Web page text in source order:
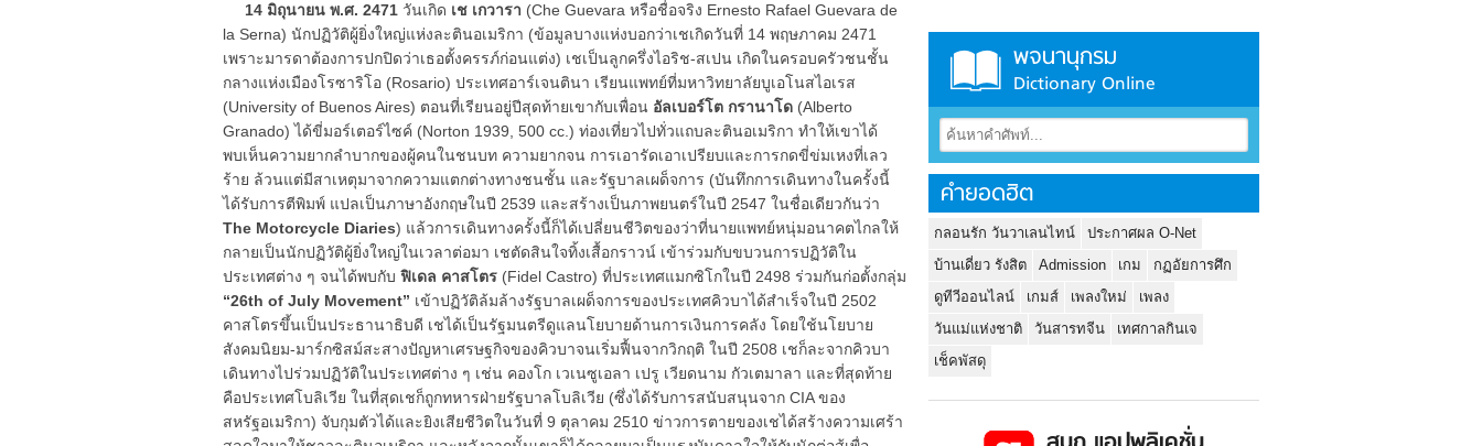
14 มิถุนายน พ.ศ. 2471 วันเกิด เช เกวารา (Che Guevara หรือชื่อจริง Ernesto Rafael Guevara de
la Serna) นักปฏิวัติผู้ยิ่งใหญ่แห่งละตินอเมริกา (ข้อมูลบางแห่งบอกว่าเชเกิดวันที่ 14 พฤษภาคม 2471
เพราะมารดาต้องการปกปิดว่าเธอตั้งครรภ์ก่อนแต่ง) เชเป็นลูกครึ่งไอริช-สเปน เกิดในครอบครัวชนชั้น
กลางแห่งเมืองโรซาริโอ (Rosario) ประเทศอาร์เจนตินา เรียนแพทย์ที่มหาวิทยาลัยบูเอโนสไอเรส
(University of Buenos Aires) ตอนที่เรียนอยู่ปีสุดท้ายเขากับเพื่อน อัลเบอร์โต กรานาโด (Alberto
Granado) ได้ขี่มอร์เตอร์ไซค์ (Norton 1939, 500 cc.) ท่องเที่ยวไปทั่วแถบละตินอเมริกา ทำให้เขาได้
พบเห็นความยากลำบากของผู้คนในชนบท ความยากจน การเอารัดเอาเปรียบและการกดขี่ข่มเหงที่เลว
ร้าย ล้วนแต่มีสาเหตุมาจากความแตกต่างทางชนชั้น และรัฐบาลเผด็จการ (บันทึกการเดินทางในครั้งนี้
ได้รับการตีพิมพ์ แปลเป็นภาษาอังกฤษในปี 2539 และสร้างเป็นภาพยนตร์ในปี 2547 ในชื่อเดียวกันว่า
The Motorcycle Diaries) แล้วการเดินทางครั้งนี้ก็ได้เปลี่ยนชีวิตของว่าที่นายแพทย์หนุ่มอนาคตไกลให้
กลายเป็นนักปฏิวัติผู้ยิ่งใหญ่ในเวลาต่อมา เชตัดสินใจทิ้งเสื้อกราวน์ เข้าร่วมกับขบวนการปฏิวัติใน
ประเทศต่าง ๆ จนได้พบกับ ฟิเดล คาสโตร (Fidel Castro) ที่ประเทศแมกซิโกในปี 2498 ร่วมกันก่อตั้งกลุ่ม
“26th of July Movement” เข้าปฏิวัติล้มล้างรัฐบาลเผด็จการของประเทศคิวบาได้สำเร็จในปี 2502
คาสโตรขึ้นเป็นประธานาธิบดี เชได้เป็นรัฐมนตรีดูแลนโยบายด้านการเงินการคลัง โดยใช้นโยบาย
สังคมนิยม-มาร์กซิสม์สะสางปัญหาเศรษฐกิจของคิวบาจนเริ่มฟื้นจากวิกฤติ ในปี 2508 เชก็ละจากคิวบา
เดินทางไปร่วมปฏิวัติในประเทศต่าง ๆ เช่น คองโก เวเนซูเอลา เปรู เวียดนาม กัวเตมาลา และที่สุดท้าย
คือประเทศโบลิเวีย ในที่สุดเชก็ถูกทหารฝ่ายรัฐบาลโบลิเวีย (ซึ่งได้รับการสนับสนุนจาก CIA ของ
สหรัฐอเมริกา) จับกุมตัวได้และยิงเสียชีวิตในวันที่ 9 ตุลาคม 2510 ข่าวการตายของเชได้สร้างความเศร้า
พจนานุกรม
Dictionary Online
คำยอดฮิต
กลอนรัก วันวาเลนไทน์
ประกาศผล O-Net
บ้านเดี่ยว รังสิต
Admission เกม
กฏอัยการศึก
ดูทีวีออนไลน์
เกมส์ เพลงใหม่
เพลง
วันแม่แห่งชาติ
วันสารทจีน
เทศกาลกินเจ
เช็คพัสดุ